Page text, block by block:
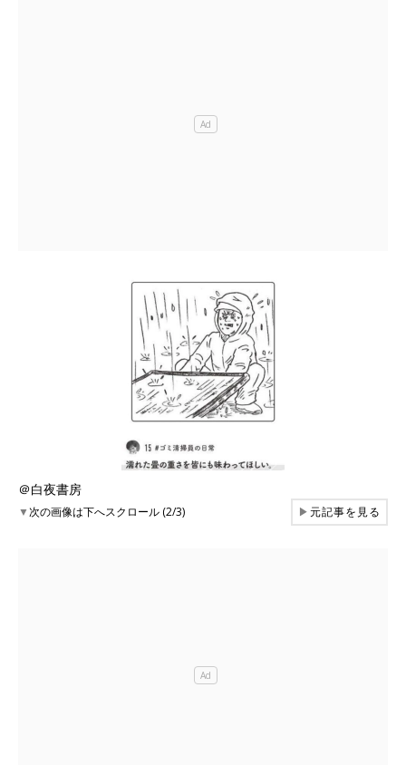
＠白夜書房
▼次の画像は下へスクロール (2/3) ▶元記事を見る